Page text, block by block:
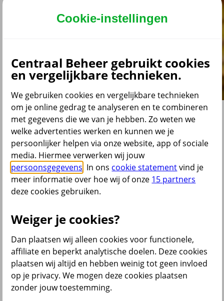
Pensioen via mijn werkgever
Zó werkt het
Via jouw werkgever bouw je pensioen op. Je werkgever betaalt
hiervoor iedere maand premie. Jouw (eventuele) eigen bijdrage
houdt je werkgever in op je salaris. De premie gaat naar een
beschikbare premieregeling bij Centraal Beheer PPI. Dit is een
hieronder meer over. We leggen ook uit welke verzekeringen
onderdeel kunnen zijn van je pensioenregeling.
Wat is een beschikbare premieregeling?
In deze regeling staat de inleg (de premie) vast, maar de uitkomst (de
pensioenuitkering) niet. Je werkgever betaalt iedere maand voor jou
de premie. Hoe hoog die is, lees je in je pensioenreglement . Je vindt
het pensioenreglement op je persoonlijke pensioenportaal onder
Cookie-instellingen
Centraal Beheer gebruikt cookies
en vergelijkbare technieken.
We gebruiken cookies en vergelijkbare technieken
om je online gedrag te analyseren en te combineren
met gegevens die we van je hebben. Zo weten we
welke advertenties werken en kunnen we je
persoonlijker helpen via onze website, app of sociale
media. Hiermee verwerken wij jouw
persoonsgegevens . In ons cookie statementvind je
meer informatie over hoe wij of onze 15 partners
deze cookies gebruiken.
Weiger je cookies?
Dan plaatsen wij alleen cookies voor functionele,
affiliate en beperkt analytische doelen. Deze cookies
plaatsen wij altijd en hebben weinig tot geen invloed
op je privacy. We mogen deze cookies plaatsen
zonder jouw toestemming.